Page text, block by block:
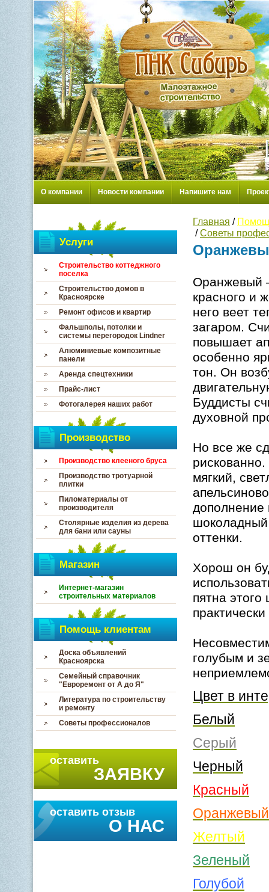
О компании Новости компании Напишите нам
Услуги
Строительство коттеджного
поселка
Строительство домов в
Красноярске
Ремонт офисов и квартир
Фальшполы, потолки и
системы перегородок Lindner
Алюминиевые композитные
панели
Аренда спецтехники
Прайс-лист
Фотогалерея наших работ
Производство
Производство клееного бруса
Производство тротуарной
плитки
Пиломатериалы от
производителя
Столярные изделия из дерева
для бани или сауны
Магазин
Интернет-магазин
строительных материалов
Помощь клиентам
Доска объявлений
Красноярска
Семейный справочник
"Евроремонт от А до Я"
Литература по строительству
и ремонту
Советы профессионалов
оставить
ЗАЯВКУ
оставить отзыв
О НАС
Главная /
/Советы
Оранжевый
красного и
него веет
загаром.
повышает
особенно
тон. Он
Буддисты
духовной
Но все же
мягкий,
дополнение
шоколадный
оттенки.
Хорош он
пятна
голубым и
Цвет в
Белый
Серый
Черный
Красный
Оранжевый
Желтый
Зеленый
Голубой